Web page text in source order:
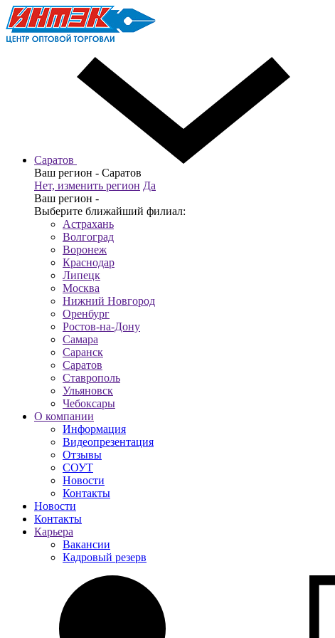
Саратов
Ваш регион - Саратов
Нет, изменить регион Да
Ваш регион -
Выберите ближайший филиал:
Астрахань
Волгоград
Воронеж
Краснодар
Липецк
Москва
Нижний Новгород
Оренбург
Ростов-на-Дону
Самара
Саранск
Саратов
Ставрополь
Ульяновск
Чебоксары
О компании
Информация
Видеопрезентация
Отзывы
СОУТ
Новости
Контакты
Новости
Контакты
Карьера
Вакансии
Кадровый резерв